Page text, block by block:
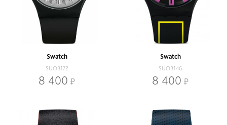
Swatch
SUOB172
8 400
Swatch
SUOB146
8 400